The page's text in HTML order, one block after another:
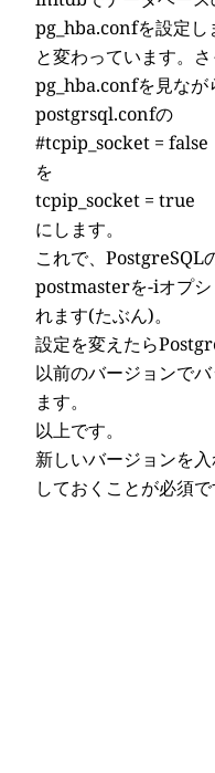
pg_hba.confを設定し
と変わっています。
pg_hba.confを見なが
postgrsql.confの
#tcpip_socket = false
を
tcpip_socket = true
にします。
これで、PostgreSQL
postmasterを-iオプシ
れます(たぶん)。
設定を変えたら
以前のバージョンで
ます。
以上です。
新しいバージョンを
しておくことが必須で